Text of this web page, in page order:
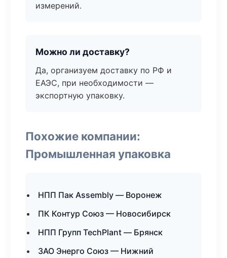
измерений.
Можно ли доставку?
Да, организуем доставку по РФ и
ЕАЭС, при необходимости —
экспортную упаковку.
Похожие компании:
Промышленная упаковка
НПП Пак Assembly — Воронеж
ПК Контур Союз — Новосибирск
НПП Групп TechPlant — Брянск
ЗАО Энерго Союз — Нижний